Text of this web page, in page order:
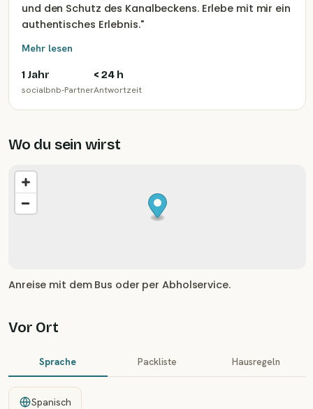
und den Schutz des Kanalbeckens. Erlebe mit mir ein
authentisches Erlebnis."
Mehr lesen
1 Jahr
socialbnb-Partner
< 24 h
Antwortzeit
Wo du sein wirst
Anreise mit dem Bus oder per Abholservice.
Vor Ort
Sprache Packliste Hausregeln
Spanisch